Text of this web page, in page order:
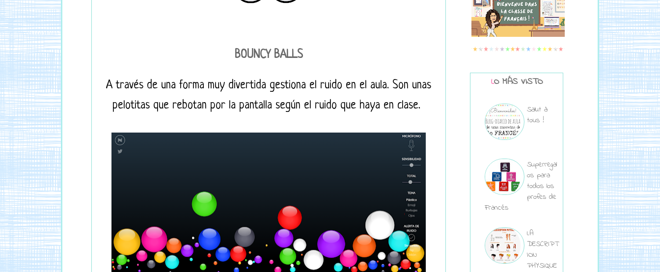
BOUNCY BALLS
A través de una forma muy divertida gestiona el ruido en el aula. Son unas
pelotitas que rebotan por la pantalla según el ruido que haya en clase.
LO MÁS VISTO
Salut à
tous !
Superregal
os para
todos los
profes de
Francés
LA
DESCRIPT
ION
PHYSIQUE